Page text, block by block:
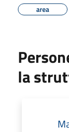
area
la